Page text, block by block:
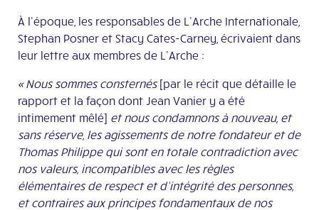
À l’époque, les responsables de L’Arche Internationale,
Stephan Posner et Stacy Cates-Carney, écrivaient dans
leur lettre aux membres de L’Arche :
« Nous sommes consternés[par le récit que détaille le
rapport et la façon dont Jean Vanier y a été
intimement mêlé] et nous condamnons à nouveau, et
sans réserve, les agissements de notre fondateur et de
Thomas Philippe qui sont en totale contradiction avec
nos valeurs, incompatibles avec les règles
élémentaires de respect et d’intégrité des personnes,
et contraires aux principes fondamentaux de nos